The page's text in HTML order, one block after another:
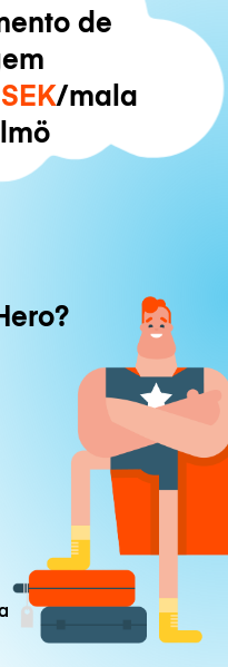
de
/mala